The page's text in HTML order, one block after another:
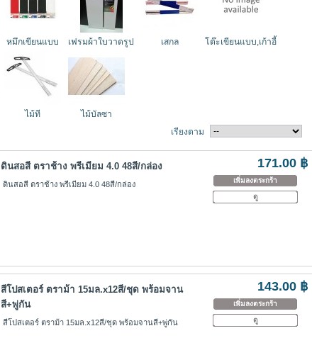
หมึกเขียนแบบ เฟรมผ้าใบวาดรูป เสกล โต๊ะเขียนแบบ,เก้าอี้
ไม้ที
ไม้บัลซา
เรียงตาม
ดินสอสี ตราช้าง พรีเมียม 4.0 48สี/กล่อง
ดินสอสี ตราช้าง พรีเมียม 4.0 48สี/กล่อง
171.00 ฿
เพิ่มลงตระกร้า
ดู
สีโปสเตอร์ ตราม้า 15มล.x12สี/ชุด พร้อมจาน
สี+พู่กัน
สีโปสเตอร์ ตราม้า 15มล.x12สี/ชุด พร้อมจานสี+พู่กัน
143.00 ฿
เพิ่มลงตระกร้า
ดู